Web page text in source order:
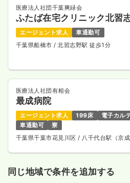
医療法人社団千葉爽緑会
ふたば在宅クリニック北習
エージェント求人
車通勤可
千葉県船橋市 / 北習志野駅 徒歩1分
医療法人社団有相会
最成病院
エージェント求人 199床
電子カル
車通勤可
寮
千葉県千葉市花見川区/ 八千代台駅（京
同じ地域で条件を追加する